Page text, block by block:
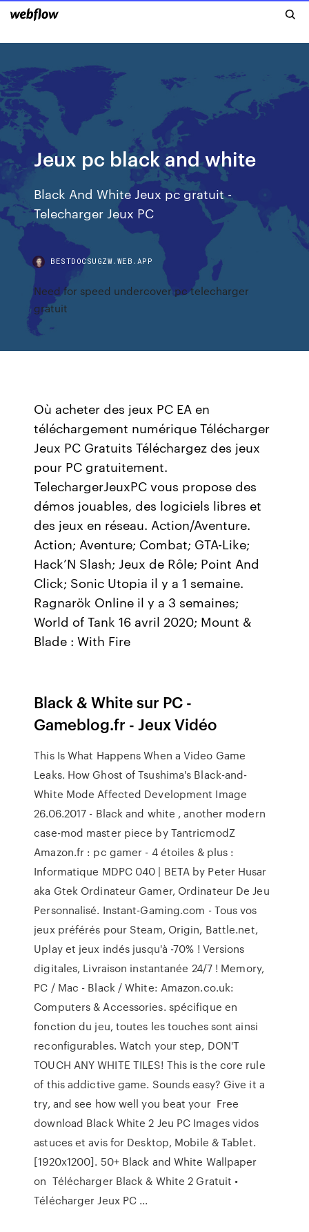
Jeux pc black and white
Black And White Jeux pc gratuit -
Telecharger Jeux PC
BESTDOCSUGZW.WEB.APP
Need for speed undercover pc telecharger
gratuit
Où acheter des jeux PC EA en
téléchargement numérique Télécharger
Jeux PC Gratuits Téléchargez des jeux
pour PC gratuitement.
TelechargerJeuxPC vous propose des
démos jouables, des logiciels libres et
des jeux en réseau. Action/Aventure.
Action; Aventure; Combat; GTA-Like;
Hack’N Slash; Jeux de Rôle; Point And
Click; Sonic Utopia il y a 1 semaine.
Ragnarök Online il y a 3 semaines;
World of Tank 16 avril 2020; Mount &
Blade : With Fire
Black & White sur PC -
Gameblog.fr - Jeux Vidéo
This Is What Happens When a Video Game
Leaks. How Ghost of Tsushima's Black-and-
White Mode Affected Development Image
26.06.2017 - Black and white , another modern
case-mod master piece by TantricmodZ
Amazon.fr : pc gamer - 4 étoiles & plus :
Informatique MDPC 040 | BETA by Peter Husar
aka Gtek Ordinateur Gamer, Ordinateur De Jeu
Personnalisé. Instant-Gaming.com - Tous vos
jeux préférés pour Steam, Origin, Battle.net,
Uplay et jeux indés jusqu'à -70% ! Versions
digitales, Livraison instantanée 24/7 ! Memory,
PC / Mac - Black / White: Amazon.co.uk:
Computers & Accessories. spécifique en
fonction du jeu, toutes les touches sont ainsi
reconfigurables. Watch your step, DON'T
TOUCH ANY WHITE TILES! This is the core rule
of this addictive game. Sounds easy? Give it a
try, and see how well you beat your Free
download Black White 2 Jeu PC Images vidos
astuces et avis for Desktop, Mobile & Tablet.
[1920x1200]. 50+ Black and White Wallpaper
on Télécharger Black & White 2 Gratuit •
Télécharger Jeux PC ...